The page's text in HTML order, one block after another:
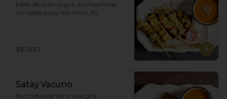
Filete de pollo al grill, acompañado
con salsa satay con maní. (6)
$8.500
Satay Vacuno
Brochetas de Vacuno al grill,